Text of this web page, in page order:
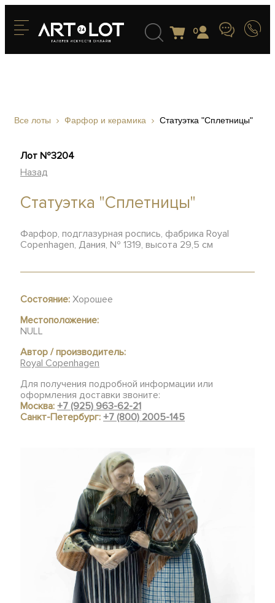
0
Все лоты Фарфор и керамика Статуэтка "Сплетницы"
Лот №3204
Назад
Статуэтка "Сплетницы"
Фарфор, подглазурная роспись, фабрика Royal
Copenhagen, Дания, № 1319, высота 29,5 см
Состояние: Хорошее
Местоположение:
NULL
Автор / производитель:
Royal Copenhagen
Для получения подробной информации или
оформления доставки звоните:
Москва:+7 (925) 963-62-21
Санкт-Петербург:+7 (800) 2005-145